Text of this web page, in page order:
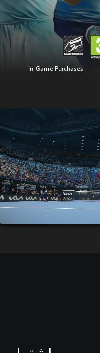
In-Game Purchases